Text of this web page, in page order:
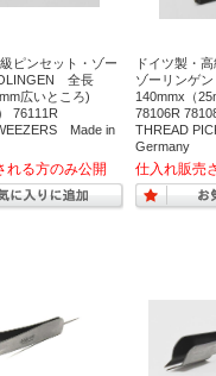
ピンセット・ゾー
全長
広いところ)
76111R
Made in
ドイツ製・
ゾーリンゲ
140mmx（
78106R
THREAD
Germany